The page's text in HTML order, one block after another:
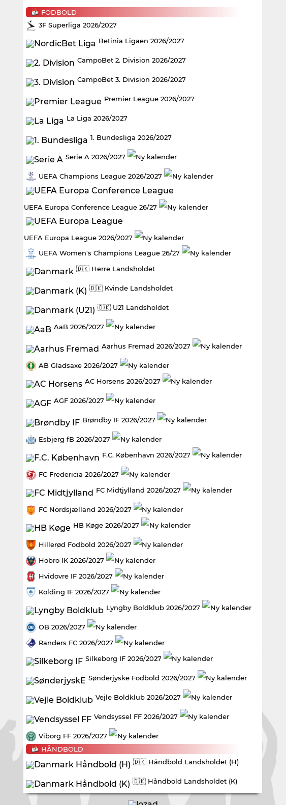
FODBOLD
3F Superliga 2026/2027
Betinia Ligaen 2026/2027
CampoBet 2. Division 2026/2027
CampoBet 3. Division 2026/2027
Premier League 2026/2027
La Liga 2026/2027
1. Bundesliga 2026/2027
Serie A 2026/2027
UEFA Champions League 2026/2027
UEFA Europa Conference League 26/27
UEFA Europa League 2026/2027
UEFA Women's Champions League 26/27
🇩🇰 Herre Landsholdet
🇩🇰 Kvinde Landsholdet
🇩🇰 U21 Landsholdet
AaB 2026/2027
Aarhus Fremad 2026/2027
AB Gladsaxe 2026/2027
AC Horsens 2026/2027
AGF 2026/2027
Brøndby IF 2026/2027
Esbjerg fB 2026/2027
F.C. København 2026/2027
FC Fredericia 2026/2027
FC Midtjylland 2026/2027
FC Nordsjælland 2026/2027
HB Køge 2026/2027
Hillerød Fodbold 2026/2027
Hobro IK 2026/2027
Hvidovre IF 2026/2027
Kolding IF 2026/2027
Lyngby Boldklub 2026/2027
OB 2026/2027
Randers FC 2026/2027
Silkeborg IF 2026/2027
Sønderjyske Fodbold 2026/2027
Vejle Boldklub 2026/2027
Vendsyssel FF 2026/2027
Viborg FF 2026/2027
HÅNDBOLD
🇩🇰 Håndbold Landsholdet (H)
🇩🇰 Håndbold Landsholdet (K)